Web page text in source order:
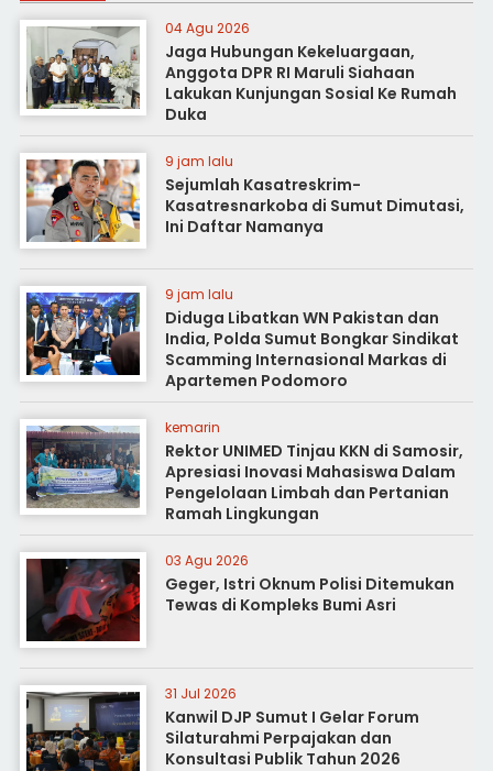
04 Agu 2026
Jaga Hubungan Kekeluargaan,
Anggota DPR RI Maruli Siahaan
Lakukan Kunjungan Sosial Ke Rumah
Duka
9 jam lalu
Sejumlah Kasatreskrim-
Kasatresnarkoba di Sumut Dimutasi,
Ini Daftar Namanya
9 jam lalu
Diduga Libatkan WN Pakistan dan
India, Polda Sumut Bongkar Sindikat
Scamming Internasional Markas di
Apartemen Podomoro
kemarin
Rektor UNIMED Tinjau KKN di Samosir,
Apresiasi Inovasi Mahasiswa Dalam
Pengelolaan Limbah dan Pertanian
Ramah Lingkungan
03 Agu 2026
Geger, Istri Oknum Polisi Ditemukan
Tewas di Kompleks Bumi Asri
31 Jul 2026
Kanwil DJP Sumut I Gelar Forum
Silaturahmi Perpajakan dan
Konsultasi Publik Tahun 2026